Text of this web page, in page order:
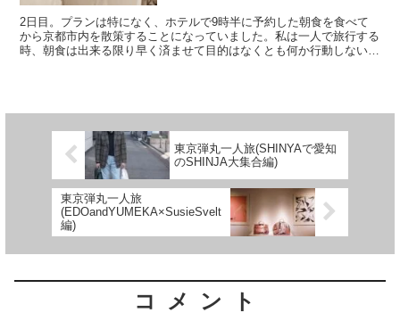
2日目。プランは特になく、ホテルで9時半に予約した朝食を食べて
から京都市内を散策することになっていました。私は一人で旅行する
時、朝食は出来る限り早く済ませて目的はなくとも何か行動しないと
東京弾丸一人旅(SHINYAで愛知
のSHINJA大集合編)
東京弾丸一人旅
(EDOandYUMEKA×SusieSvelt
編)
コメント